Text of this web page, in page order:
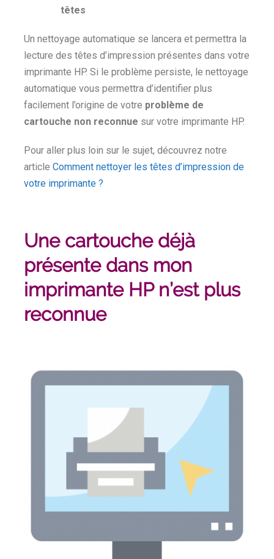
têtes
Un nettoyage automatique se lancera et permettra la
lecture des têtes d’impression présentes dans votre
imprimante HP. Si le problème persiste, le nettoyage
automatique vous permettra d’identifier plus
facilement l’origine de votre problème de
cartouche non reconnue sur votre imprimante HP.
Pour aller plus loin sur le sujet, découvrez notre
article Comment nettoyer les têtes d’impression de
votre imprimante ?
Une cartouche déjà
présente dans mon
imprimante HP n’est plus
reconnue